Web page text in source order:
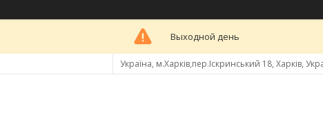
Выходной день
Україна, м.Харків,пер.Іскринський 18, Харків,